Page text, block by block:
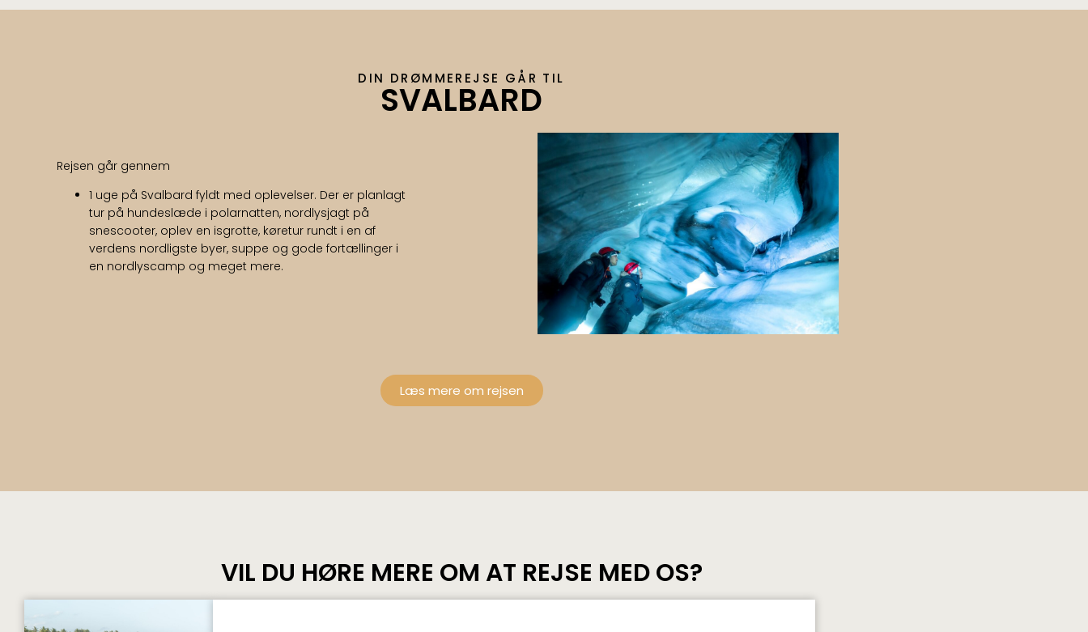
DIN DRØMMEREJSE GÅR TIL
SVALBARD
Rejsen går gennem
1 uge på Svalbard fyldt med oplevelser. Der er planlagt
tur på hundeslæde i polarnatten, nordlysjagt på
snescooter, oplev en isgrotte, køretur rundt i en af
verdens nordligste byer, suppe og gode fortællinger i
en nordlyscamp og meget mere.
Læs mere om rejsen
VIL DU HØRE MERE OM AT REJSE MED OS?